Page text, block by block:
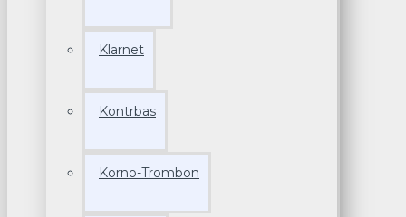
Klarnet
Kontrbas
Korno-Trombon